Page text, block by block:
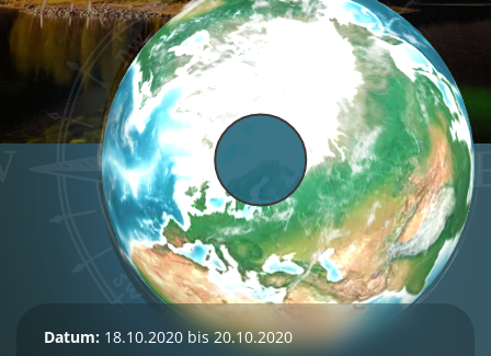
Datum: 18.10.2020 bis 20.10.2020